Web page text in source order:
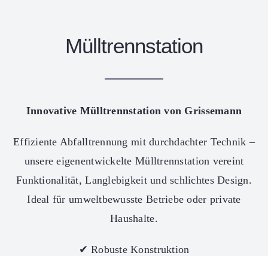
Mülltrennstation
Innovative Mülltrennstation von Grissemann
Effiziente Abfalltrennung mit durchdachter Technik –
unsere eigenentwickelte Mülltrennstation vereint
Funktionalität, Langlebigkeit und schlichtes Design.
Ideal für umweltbewusste Betriebe oder private
Haushalte.
✔ Robuste Konstruktion